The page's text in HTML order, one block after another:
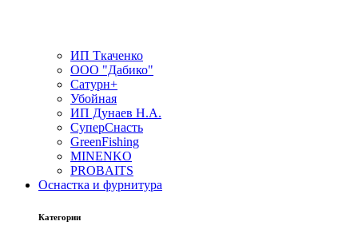
ИП Ткаченко
ООО "Дабико"
Сатурн+
Убойная
ИП Дунаев Н.А.
СуперСнасть
GreenFishing
MINENKO
PROBAITS
Оснастка и фурнитура
Категории